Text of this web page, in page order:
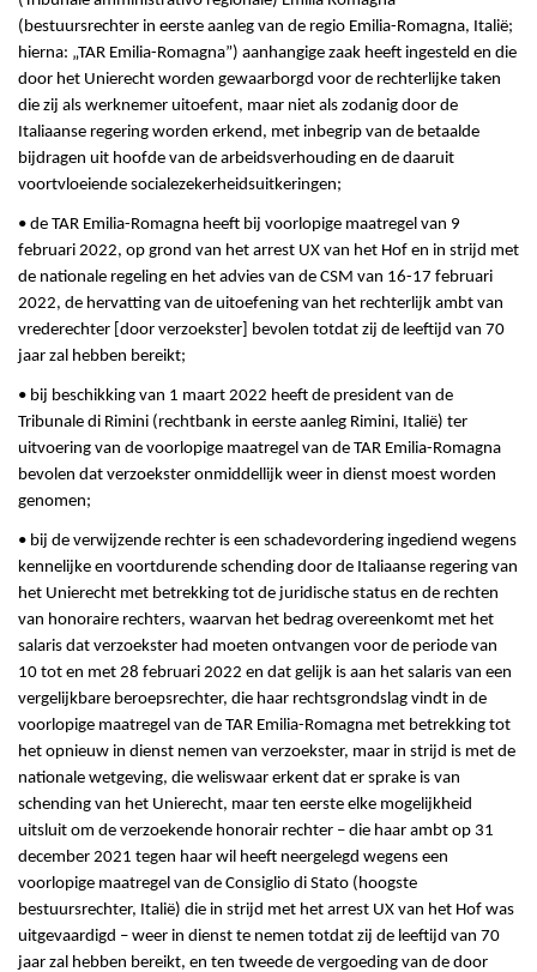
(bestuursrechter in eerste aanleg van de regio Emilia-Romagna, Italië;
hierna: „TAR Emilia-Romagna”) aanhangige zaak heeft ingesteld en die
door het Unierecht worden gewaarborgd voor de rechterlijke taken
die zij als werknemer uitoefent, maar niet als zodanig door de
Italiaanse regering worden erkend, met inbegrip van de betaalde
bijdragen uit hoofde van de arbeidsverhouding en de daaruit
voortvloeiende socialezekerheidsuitkeringen;
• de TAR Emilia-Romagna heeft bij voorlopige maatregel van 9
februari 2022, op grond van het arrest UX van het Hof en in strijd met
de nationale regeling en het advies van de CSM van 16-17 februari
2022, de hervatting van de uitoefening van het rechterlijk ambt van
vrederechter [door verzoekster] bevolen totdat zij de leeftijd van 70
jaar zal hebben bereikt;
• bij beschikking van 1 maart 2022 heeft de president van de
Tribunale di Rimini (rechtbank in eerste aanleg Rimini, Italië) ter
uitvoering van de voorlopige maatregel van de TAR Emilia-Romagna
bevolen dat verzoekster onmiddellijk weer in dienst moest worden
genomen;
• bij de verwijzende rechter is een schadevordering ingediend wegens
kennelijke en voortdurende schending door de Italiaanse regering van
het Unierecht met betrekking tot de juridische status en de rechten
van honoraire rechters, waarvan het bedrag overeenkomt met het
salaris dat verzoekster had moeten ontvangen voor de periode van
10 tot en met 28 februari 2022 en dat gelijk is aan het salaris van een
vergelijkbare beroepsrechter, die haar rechtsgrondslag vindt in de
voorlopige maatregel van de TAR Emilia-Romagna met betrekking tot
het opnieuw in dienst nemen van verzoekster, maar in strijd is met de
nationale wetgeving, die weliswaar erkent dat er sprake is van
schending van het Unierecht, maar ten eerste elke mogelijkheid
uitsluit om de verzoekende honorair rechter – die haar ambt op 31
december 2021 tegen haar wil heeft neergelegd wegens een
voorlopige maatregel van de Consiglio di Stato (hoogste
bestuursrechter, Italië) die in strijd met het arrest UX van het Hof was
uitgevaardigd – weer in dienst te nemen totdat zij de leeftijd van 70
jaar zal hebben bereikt, en ten tweede de vergoeding van de door